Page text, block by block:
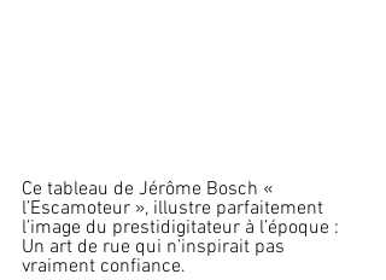
Ce tableau de Jérôme Bosch «
l’Escamoteur », illustre parfaitement
l’image du prestidigitateur à l’époque :
Un art de rue qui n’inspirait pas
vraiment confiance.